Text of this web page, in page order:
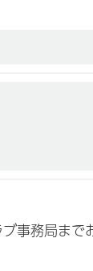
事務局まで